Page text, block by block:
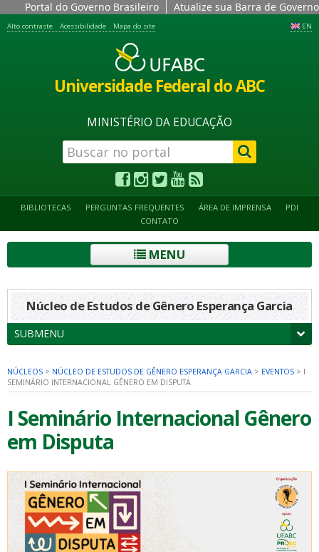
Portal do Governo Brasileiro Atualize sua Barra de Governo
EN
Alto contraste Acessibilidade Mapa do site
Universidade Federal do ABC
MINISTÉRIO DA EDUCAÇÃO
BIBLIOTECAS PERGUNTAS FREQUENTES ÁREA DE IMPRENSA
PDI
CONTATO
MENU
Núcleo de Estudos de Gênero Esperança Garcia
SUBMENU
NÚCLEOS > NÚCLEO DE ESTUDOS DE GÊNERO ESPERANÇA GARCIA > EVENTOS > I
SEMINÁRIO INTERNACIONAL GÊNERO EM DISPUTA
I Seminário Internacional Gênero
em Disputa